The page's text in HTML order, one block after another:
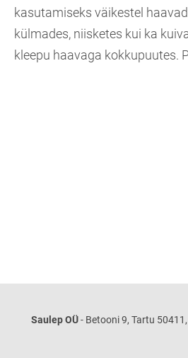
kasutamiseks väikestel
külmades, niisketes kui ka
kleepu haavaga kokkupuutes.
Saulep OÜ- Betooni 9, Tartu